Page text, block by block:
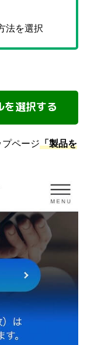
法を選択
を選択する
ページ「製品を